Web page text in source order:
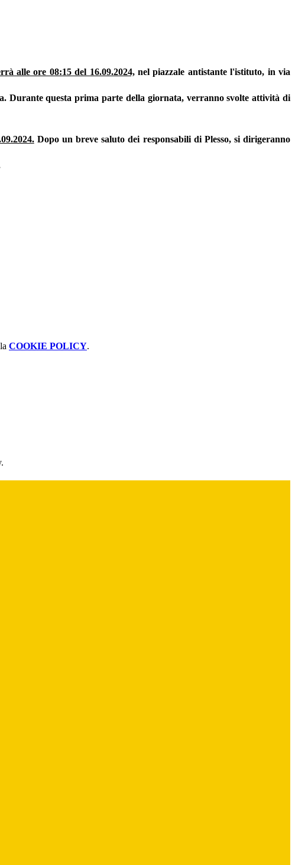
alle ore 08:15 del 16.09.2024,nel piazzale antistante l'istituto, in via
Durante questa prima parte della giornata, verranno svolte attività di
Dopo un breve saluto dei responsabili di Plesso, si dirigeranno
COOKIE POLICY.